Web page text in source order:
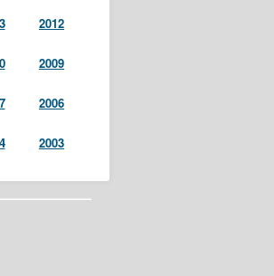
2012
2009
2006
2003